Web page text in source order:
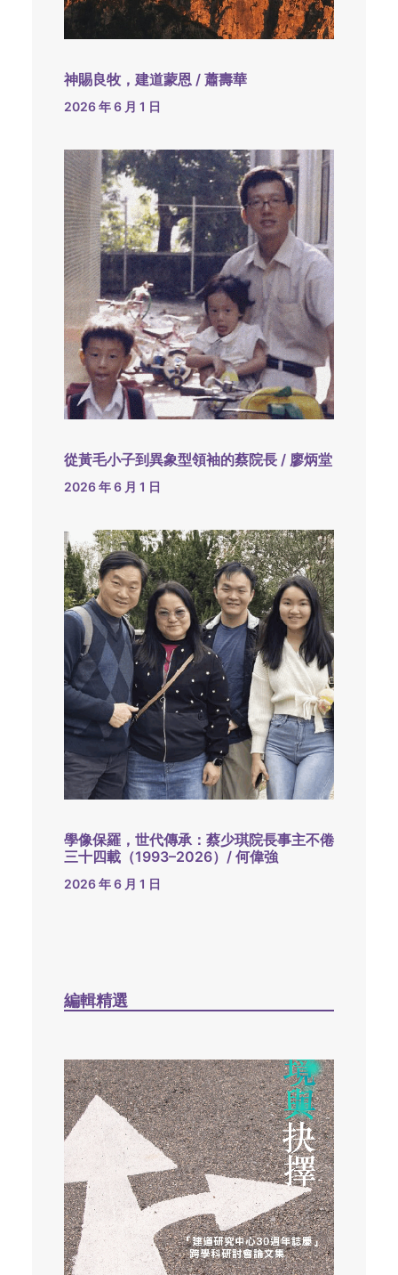
神賜良牧，建道蒙恩 / 蕭壽華
2026 年 6 月 1 日
從黃毛小子到異象型領袖的蔡院長 / 廖炳堂
2026 年 6 月 1 日
學像保羅，世代傳承：蔡少琪院長事主不倦
三十四載（1993–2026）/ 何偉強
2026 年 6 月 1 日
編輯精選